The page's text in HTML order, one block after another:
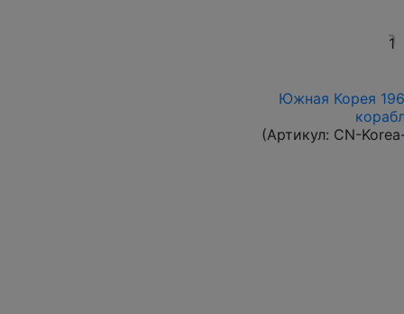
1
Южная Корея
(Артикул: CN-